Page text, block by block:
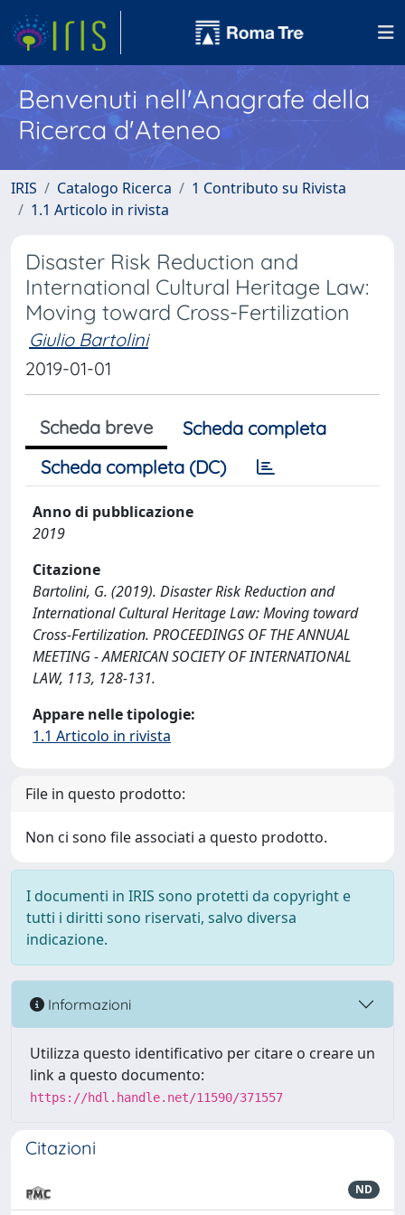
Benvenuti nell'Anagrafe della
Ricerca d'Ateneo
IRIS Catalogo Ricerca
1 Contributo su Rivista
1.1 Articolo in rivista
Disaster Risk Reduction and
International Cultural Heritage Law:
Moving toward Cross-Fertilization
Giulio Bartolini
2019-01-01
Scheda breve
Scheda completa
Scheda completa (DC)
Anno di pubblicazione
2019
Citazione
Bartolini, G. (2019). Disaster Risk Reduction and
International Cultural Heritage Law: Moving toward
Cross-Fertilization. PROCEEDINGS OF THE ANNUAL
MEETING - AMERICAN SOCIETY OF INTERNATIONAL
LAW, 113, 128-131.
Appare nelle tipologie:
1.1 Articolo in rivista
File in questo prodotto:
Non ci sono file associati a questo prodotto.
I documenti in IRIS sono protetti da copyright e
tutti i diritti sono riservati, salvo diversa
indicazione.
Informazioni
Utilizza questo identificativo per citare o creare un
link a questo documento:
https://hdl.handle.net/11590/371557
Citazioni
ND